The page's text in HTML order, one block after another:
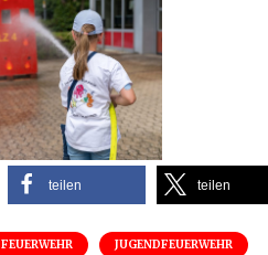
teilen teilen
FEUERWEHR JUGENDFEUERWEHR